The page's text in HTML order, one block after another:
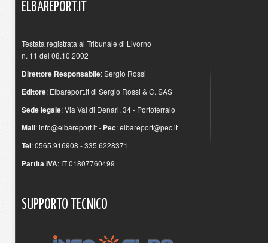
ELBAREPORT.IT
Testata registrata al Tribunale di Livorno
n. 11 del 08.10.2002
Direttore Responsabile: Sergio Rossi
Editore: Elbareport.it di Sergio Rossi & C. SAS
Sede legale: Via Val di Denari, 34 - Portoferraio
Mail:info@elbareport.it- Pec:elbareport@pec.it
Tel: 0565.916908 - 335.6228371
Partita IVA: IT 01807760499
SUPPORTO TECNICO